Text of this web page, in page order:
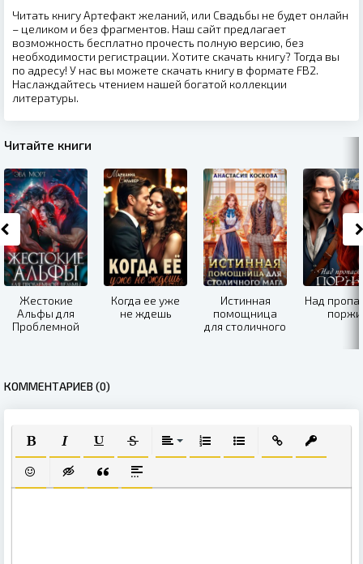
Читать книгу Артефакт желаний, или Свадьбы не будет онлайн
– целиком и без фрагментов. Наш сайт предлагает
возможность бесплатно прочесть полную версию, без
необходимости регистрации. Хотите скачать книгу? Тогда вы
по адресу! У нас вы можете скачать книгу в формате FB2.
Наслаждайтесь чтением нашей богатой коллекции
литературы.
Читайте книги
Жестокие
Альфы для
Проблемной
Когда ее уже
не ждешь
Истинная
помощница
для столичного
Над
поржи
КОММЕНТАРИЕВ (0)
ПОЛУЖИРНЫЙ
КУРСИВПОДЧЕРКНУТЫЙ
ЗАЧЕРКНУТЫЙВЫРАВНИВАНИЕ
НУМЕРОВАННЫЙ СПИСОК
МАРКИРОВАННЫЙ
ВСТАВИТЬ
ВСТАВИТЬ СМАЙЛИК
ВСТАВКА СКРЫТОГО ТЕКСТА
ВСТАВКА ЦИТАТЫ
ВСТАВКА СПОЙЛЕРА